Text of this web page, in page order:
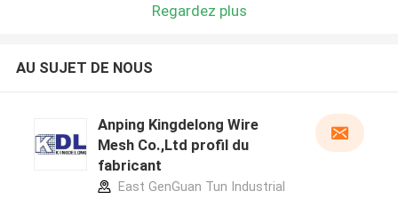
Regardez plus
AU SUJET DE NOUS
Anping Kingdelong Wire
Mesh Co.,Ltd profil du
fabricant
East GenGuan Tun Industrial